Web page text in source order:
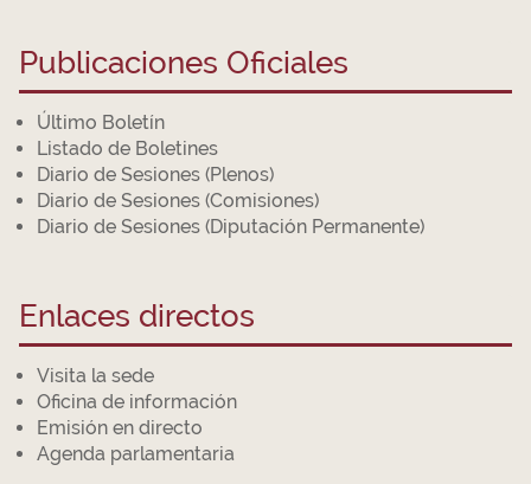
Publicaciones Oficiales
Último Boletín
Listado de Boletines
Diario de Sesiones (Plenos)
Diario de Sesiones (Comisiones)
Diario de Sesiones (Diputación Permanente)
Enlaces directos
Visita la sede
Oficina de información
Emisión en directo
Agenda parlamentaria